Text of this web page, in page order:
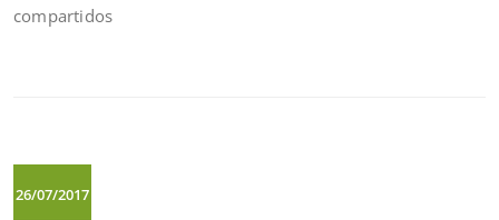
compartidos
26/07/2017